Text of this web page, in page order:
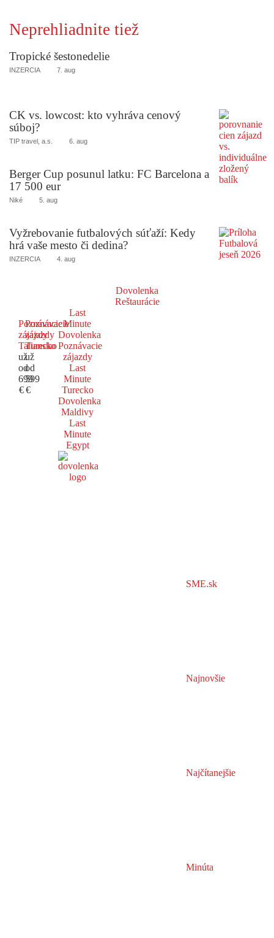
Neprehliadnite tiež
Tropické šestonedelie
INZERCIA 7. aug
CK vs. lowcost: kto vyhráva cenový
súboj?
TIP travel, a.s. 6. aug
Berger Cup posunul latku: FC Barcelona a
17 500 eur
Niké 5. aug
Vyžrebovanie futbalových súťaží: Kedy
hrá vaše mesto či dedina?
INZERCIA 4. aug
Dovolenka
Reštaurácie
Poznávacie
zájazdy
Taliansko
už
od
699
€
Poznávacie
zájazdy
Turecko
už
od
599
€
Last
Minute
Dovolenka
Poznávacie
zájazdy
Last
Minute
Turecko
Dovolenka
Maldivy
Last
Minute
Egypt
SME.sk
Najnovšie
Najčítanejšie
Minúta